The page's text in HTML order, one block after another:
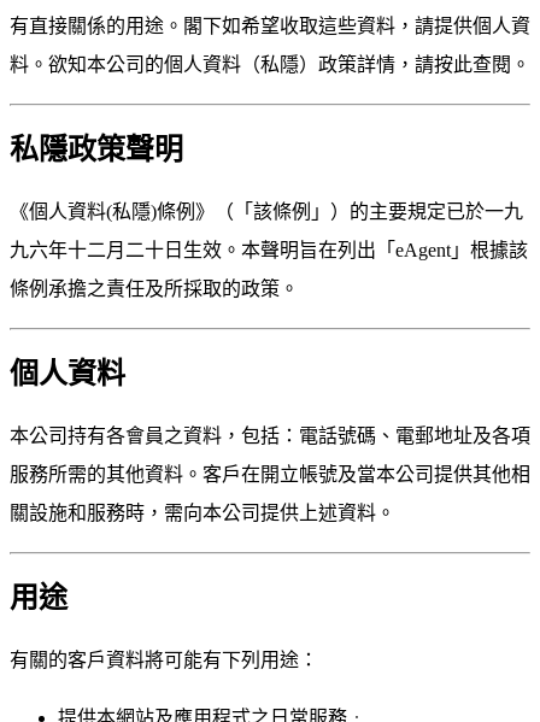
有直接關係的用途。閣下如希望收取這些資料，請提供個人資
料。欲知本公司的個人資料（私隱）政策詳情，請按此查閱。
私隱政策聲明
《個人資料(私隱)條例》（「該條例」）的主要規定已於一九
九六年十二月二十日生效。本聲明旨在列出「eAgent」根據該
條例承擔之責任及所採取的政策。
個人資料
本公司持有各會員之資料，包括：電話號碼、電郵地址及各項
服務所需的其他資料。客戶在開立帳號及當本公司提供其他相
關設施和服務時，需向本公司提供上述資料。
用途
有關的客戶資料將可能有下列用途：
提供本網站及應用程式之日常服務﹔